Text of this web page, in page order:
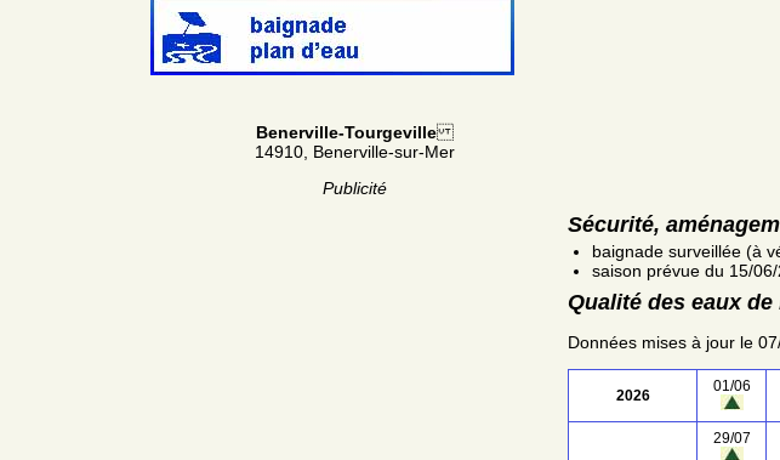
Benerville-Tourgeville
14910, Benerville-sur-Mer
Publicité
Sécurité,
baignade surveillée (à
saison prévue du 15/
Qualité des eaux de
Données mises à jour le
2026
01/06
29/07